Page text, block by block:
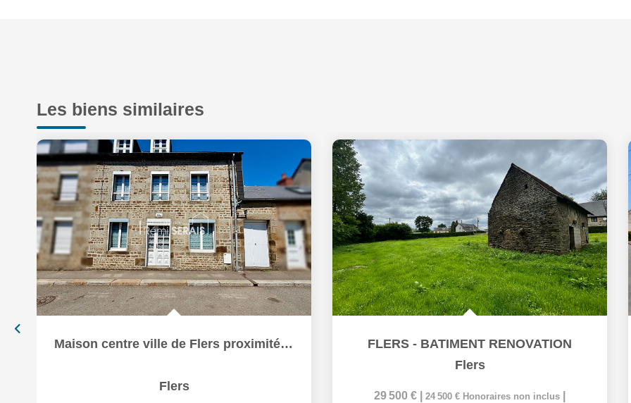
Les biens similaires
Maison centre ville de Flers proximité immédiate des...
Flers
FLERS - BATIMENT RENOVATION
Flers
29 500 € 24 500 € Honoraires non inclus